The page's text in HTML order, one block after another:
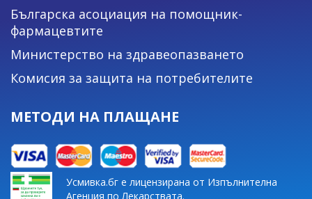
Българска асоциация на помощник-
фармацевтите
Министерство на здравеопазването
Комисия за защита на потребителите
МЕТОДИ НА ПЛАЩАНЕ
Усмивка.бг е лицензирана от Изпълнителна
Агенция по Лекарствата.